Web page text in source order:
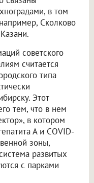
в том
Сколково
советского
считается
типа
Этот
тем, что в нем
в котором
А и COVID-
зоны,
развитых
с парками